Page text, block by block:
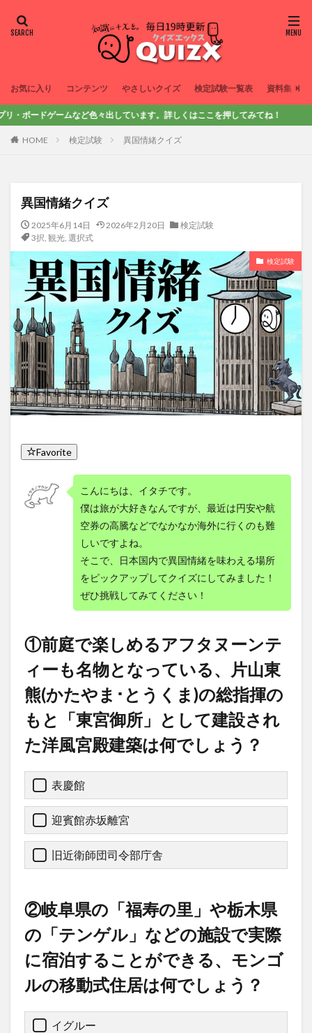
お気に入り コンテンツ やさしいクイズ 検定試験一覧表 資料集
々出しています。詳しくはここを押してみてね！
HOME 検定試験 異国情緒クイズ
異国情緒クイズ
2025年6月14日 2026年2月20日
検定試験
3択, 観光, 選択式
検定試験
Favorite
こんにちは、イタチです。
僕は旅が大好きなんですが、最近は円安や航
空券の高騰などでなかなか海外に行くのも難
しいですよね。
そこで、日本国内で異国情緒を味わえる場所
をピックアップしてクイズにしてみました！
ぜひ挑戦してみてください！
①前庭で楽しめるアフタヌーンテ
ィーも名物となっている、片山東
熊(かたやま･とうくま)の総指揮の
もと「東宮御所」として建設され
た洋風宮殿建築は何でしょう？
表慶館
迎賓館赤坂離宮
旧近衛師団司令部庁舎
②岐阜県の「福寿の里」や栃木県
の「テンゲル」などの施設で実際
に宿泊することができる、モンゴ
ルの移動式住居は何でしょう？
イグルー